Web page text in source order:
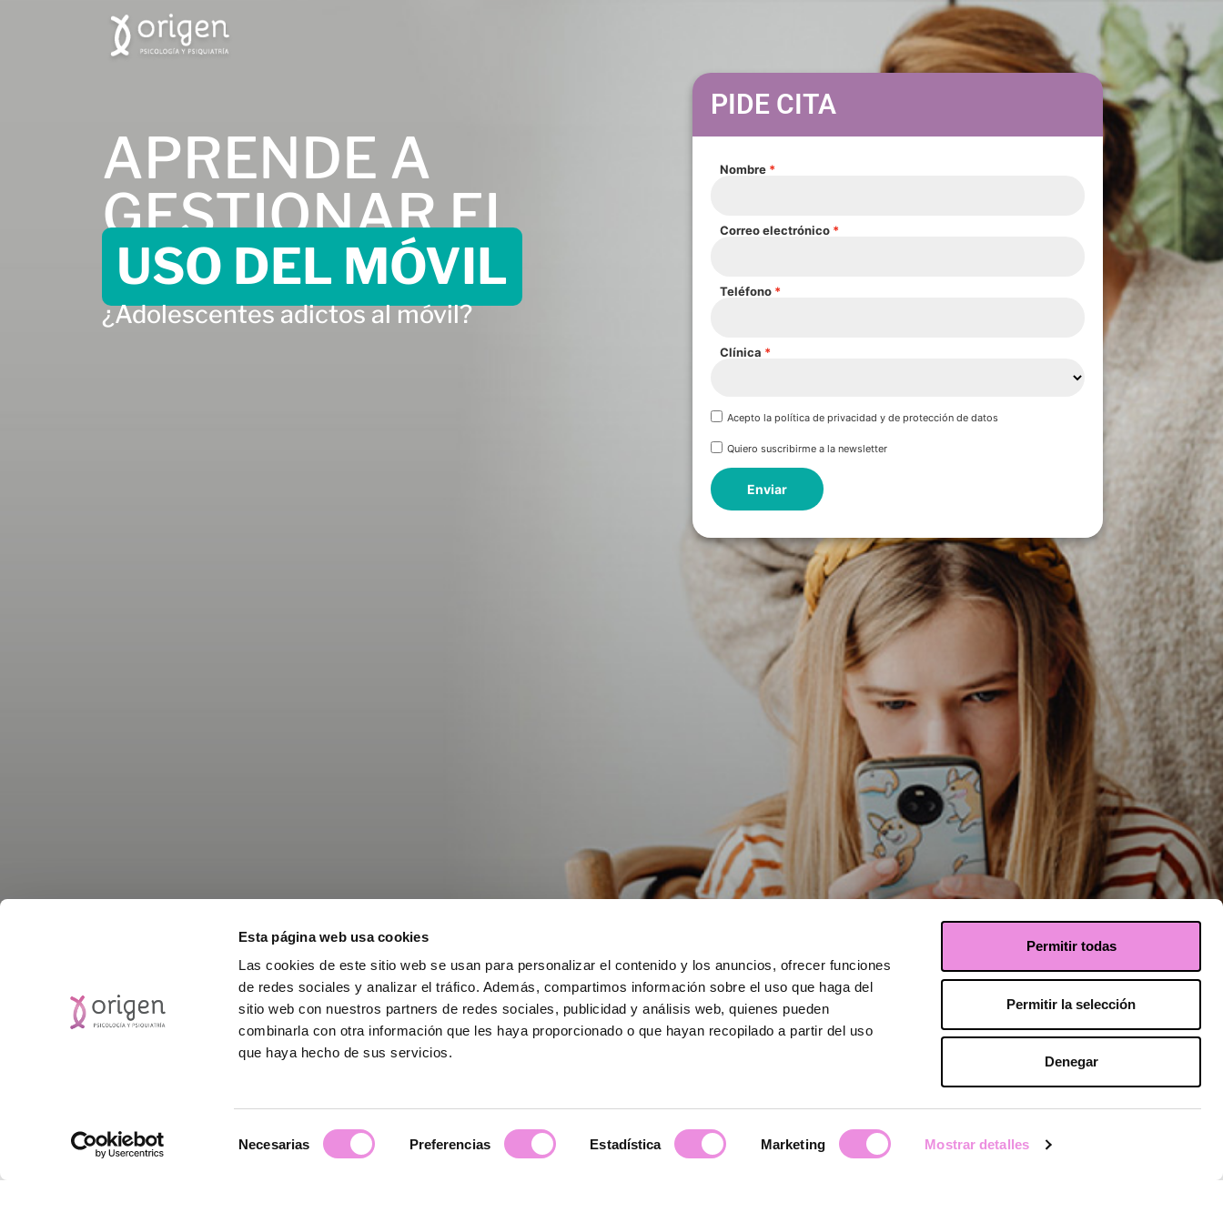
Esta página web usa cookies
Las cookies de este sitio web se usan para personalizar el contenido y los anuncios, ofrecer funciones
de redes sociales y analizar el tráfico. Además, compartimos información sobre el uso que haga del
sitio web con nuestros partners de redes sociales, publicidad y análisis web, quienes pueden
combinarla con otra información que les haya proporcionado o que hayan recopilado a partir del uso
que haya hecho de sus servicios.
de
Necesarias Preferencias Estadística Marketing Mostrar detalles
Permitir todas
Permitir la selección
Denegar
APRENDE A
GESTIONAR EL
USO DEL MÓVIL
¿Adolescentes adictos al móvil?
PIDE CITA
Nombre
Correo electrónico
Teléfono
Clínica
Acepto la política de privacidad y de protección de datos
Quiero suscribirme a la newsletter
Enviar
Este verano decimosadiós a los problemaspor el uso